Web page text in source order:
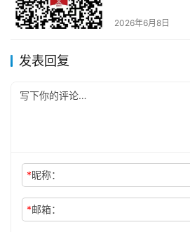
2026年6月8日
发表回复
*昵称：
*邮箱：